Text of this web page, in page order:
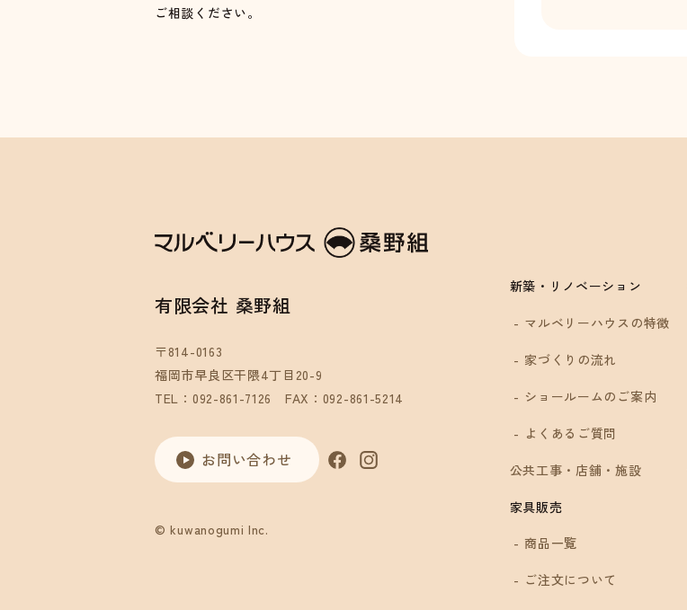
ご相談ください。
有限会社 桑野組
〒814-0163
福岡市早良区干隈4丁目20-9
TEL：092-861-7126
FAX：092-861-5214
お問い合わせ
© kuwanogumi Inc.
新築・リノベーション
マルベリーハウスの特徴
家づくりの流れ
ショールームのご案内
よくあるご質問
公共工事・店舗・施設
家具販売
商品一覧
ご注文について